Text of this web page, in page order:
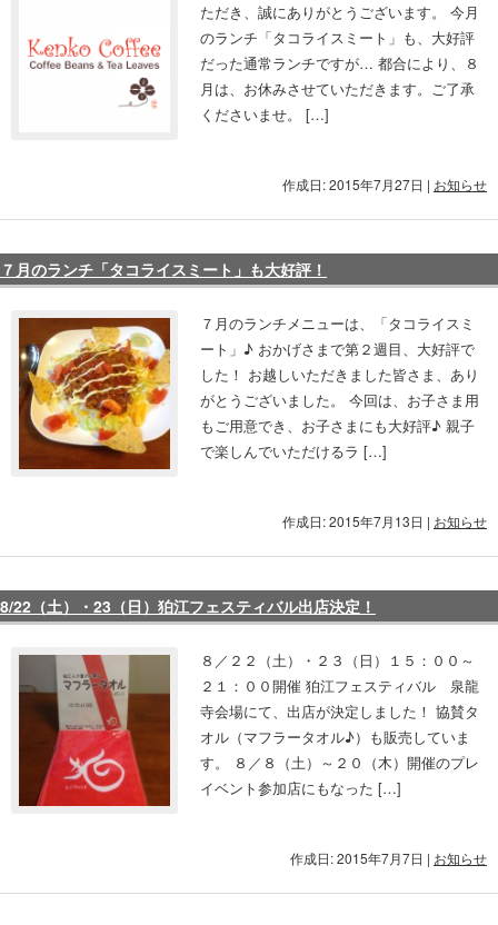
ただき、誠にありがとうございます。 今月
のランチ「タコライスミート」も、大好評
だった通常ランチですが… 都合により、８
月は、お休みさせていただきます。ご了承
くださいませ。 […]
作成日: 2015年7月27日 | お知らせ
７月のランチ「タコライスミート」も大好評！
７月のランチメニューは、「タコライスミ
ート」♪ おかげさまで第２週目、大好評で
した！ お越しいただきました皆さま、あり
がとうございました。 今回は、お子さま用
もご用意でき、お子さまにも大好評♪ 親子
で楽しんでいただけるラ […]
作成日: 2015年7月13日 | お知らせ
8/22（土）・23（日）狛江フェスティバル出店決定！
８／２２（土）・２３（日）１５：００～
２１：００開催 狛江フェスティバル 泉龍
寺会場にて、出店が決定しました！ 協賛タ
オル（マフラータオル♪）も販売していま
す。 ８／８（土）～２０（木）開催のプレ
イベント参加店にもなった […]
作成日: 2015年7月7日 | お知らせ